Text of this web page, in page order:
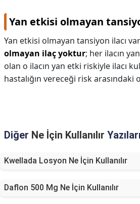
Yan etkisi olmayan
Yan etkisi olmayan tansiyon ilacı var
olmayan ilaç yoktur; her ilacın
olan o ilacın yan etki riskiyle ilacı
hastalığın vereceği risk arasındaki
Diğer Ne İçin Kullanılır Yazıları
Kwellada Losyon Ne İçin Kullanılır
Daflon 500 Mg Ne İçin Kullanılır